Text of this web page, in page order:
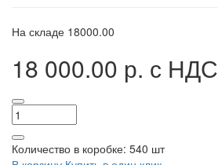
На складе 18000.00
18 000.00 р. с НДС
Количество в коробке: 540 шт